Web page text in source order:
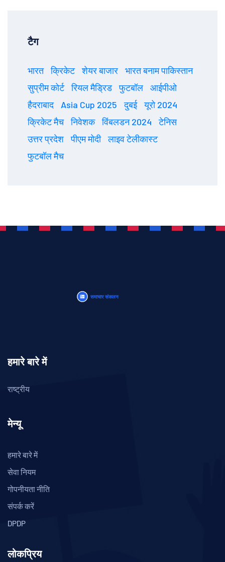
टैग
भारत क्रिकेट शेयर बाजार
भारत बनाम पाकिस्तान
सुप्रीम कोर्ट
रियल मैड्रिड फुटबॉल
आईपीओ
हैदराबाद
Asia Cup 2025 दुबई
यूरो 2024
क्रिकेट मैच
निवेशक विंबलडन 2024
टेनिस
उत्तर प्रदेश
पीएम मोदी
लाइव टेलीकास्ट
फुटबॉल मैच
हमारे बारे में
राष्ट्रीय
मेन्यू
हमारे बारे में
सेवा नियम
गोपनीयता नीति
संपर्क करें
DPDP
लोकप्रिय